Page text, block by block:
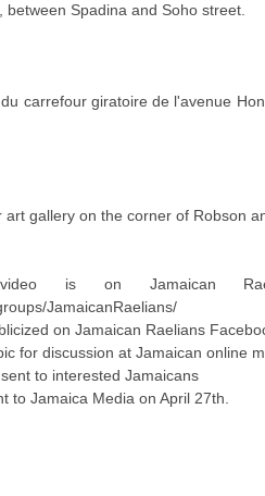
Spadina and Soho street.
carrefour giratoire de l'avenue
art gallery on the corner of Robson
is on Jamaican
JamaicanRaelians/
on Jamaican Raelians
for discussion at Jamaican online
to interested Jamaicans
to Jamaica Media on April 27th.